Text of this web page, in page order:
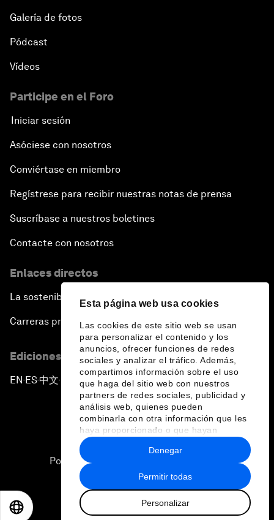
Esta página web usa cookies
Las cookies de este sitio web se usan
para personalizar el contenido y los
anuncios, ofrecer funciones de redes
sociales y analizar el tráfico. Además,
compartimos información sobre el uso
que haga del sitio web con nuestros
partners de redes sociales, publicidad y
análisis web, quienes pueden
combinarla con otra información que les
haya proporcionado o que hayan
recopilado a partir del uso que haya
hecho de sus servicios.
Permitir todas
Personalizar
Denegar
Galería de fotos
Pódcast
Vídeos
Participe en el Foro
Iniciar sesión
Asóciese con nosotros
Conviértase en miembro
Regístrese para recibir nuestras notas de prensa
Suscríbase a nuestros boletines
Contacte con nosotros
Enlaces directos
La sostenibilidad en el Foro
Carreras profesionales
Ediciones en otros idiomas
EN ▪ES▪中文▪ 日本語
Política de privacidad y normas de uso
Sitemap
2026 Foro Económico Mundial